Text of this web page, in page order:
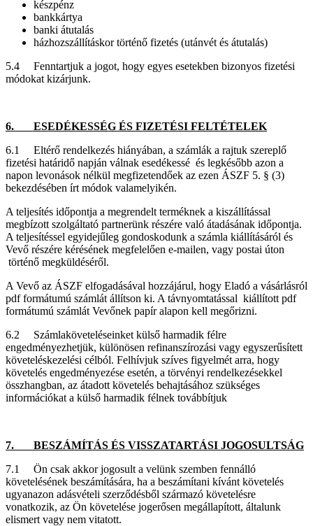
készpénz
bankkártya
banki átutalás
házhozszállításkor történő fizetés (utánvét és átutalás)
5.4 Fenntartjuk a jogot, hogy egyes esetekben bizonyos fizetési
módokat kizárjunk.
6. ESEDÉKESSÉG ÉS FIZETÉSI FELTÉTELEK
6.1 Eltérő rendelkezés hiányában, a számlák a rajtuk szereplő
fizetési határidő napján válnak esedékessé és legkésőbb azon a
napon levonások nélkül megfizetendőek az ezen ÁSZF 5. § (3)
bekezdésében írt módok valamelyikén.
A teljesítés időpontja a megrendelt terméknek a kiszállítással
megbízott szolgáltató partnerünk részére való átadásának időpontja.
A teljesítéssel egyidejűleg gondoskodunk a számla kiállításáról és
Vevő részére kérésének megfelelően e-mailen, vagy postai úton
történő megküldéséről.
A Vevő az ÁSZF elfogadásával hozzájárul, hogy Eladó a vásárlásról
pdf formátumú számlát állítson ki. A távnyomtatással kiállított pdf
formátumú számlát Vevőnek papír alapon kell megőrizni.
6.2 Számlaköveteléseinket külső harmadik félre
engedményezhetjük, különösen refinanszírozási vagy egyszerűsített
követeléskezelési célból. Felhívjuk szíves figyelmét arra, hogy
követelés engedményezése esetén, a törvényi rendelkezésekkel
összhangban, az átadott követelés behajtásához szükséges
információkat a külső harmadik félnek továbbítjuk
7. BESZÁMÍTÁS ÉS VISSZATARTÁSI JOGOSULTSÁG
7.1 Ön csak akkor jogosult a velünk szemben fennálló
követelésének beszámítására, ha a beszámítani kívánt követelés
ugyanazon adásvételi szerződésből származó követelésre
vonatkozik, az Ön követelése jogerősen megállapított, általunk
elismert vagy nem vitatott.